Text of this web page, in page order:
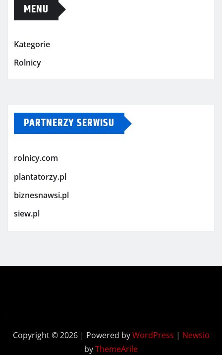
MENU
Kategorie
Rolnicy
PARTNERZY SERWISU
rolnicy.com
plantatorzy.pl
biznesnawsi.pl
siew.pl
Copyright © 2026 | Powered byWordPress | Newsio
byThemeArile